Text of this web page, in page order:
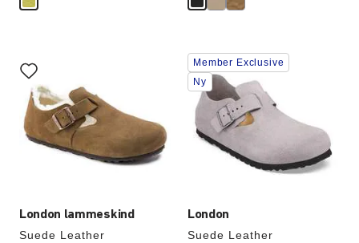
London lammeskind
Suede Leather
med
prøvefarver
opdatere
produktbilledet
London
Suede Leather
Interaktion
med
prøvefarver
opdatere
produktbilledet
Member Exclusive
Ny